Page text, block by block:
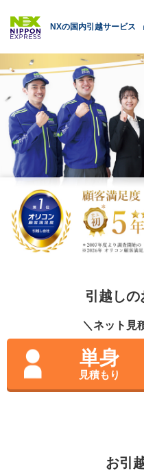
NXの国内引越サービス
引越しの
＼ネット見
単身
見積もり
お引